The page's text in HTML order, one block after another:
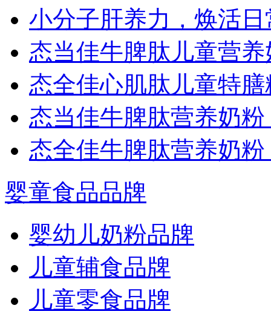
小分子肝养力，焕活
态当佳牛脾肽儿童营
态全佳心肌肽儿童特
态当佳牛脾肽营养奶
态全佳牛脾肽营养奶
婴童食品品牌
婴幼儿奶粉品牌
儿童辅食品牌
儿童零食品牌